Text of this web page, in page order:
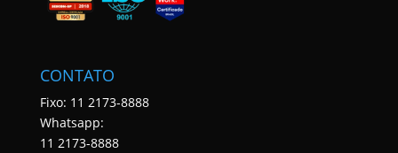
CONTATO
Fixo: 11 2173-8888
Whatsapp:
11 2173-8888